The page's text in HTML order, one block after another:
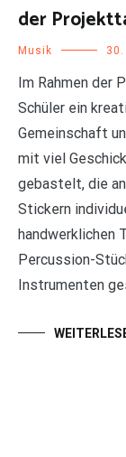
der
Musik
Im Rahmen der
Schüler ein
Gemeinschaft
mit viel
gebastelt, die
Stickern
handwerklichen
Percussion-
Instrumenten